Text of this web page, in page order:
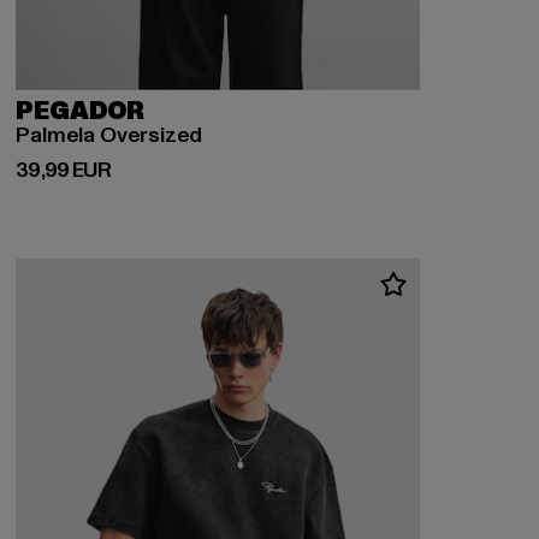
PEGADOR
Palmela Oversized
39,99 EUR
Derzeitiger Preis: 39,99 EUR